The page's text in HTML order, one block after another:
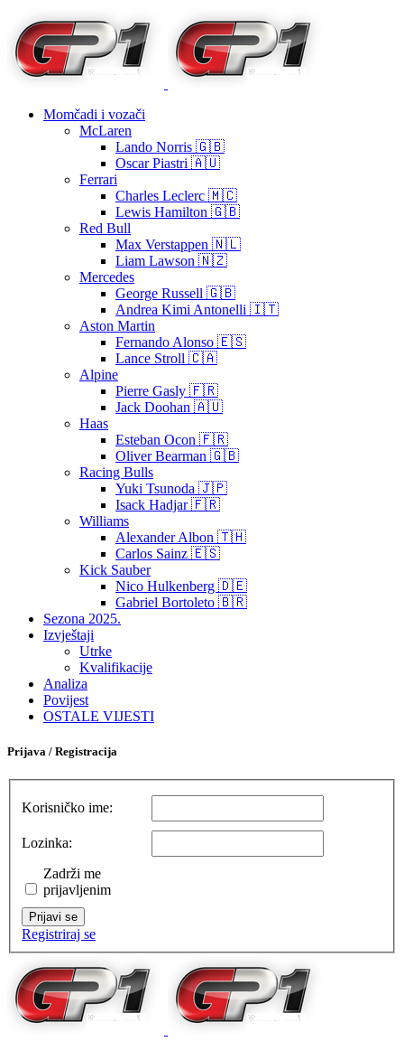
Momčadi i vozači
McLaren
Lando Norris 🇬🇧
Oscar Piastri 🇦🇺
Ferrari
Charles Leclerc 🇲🇨
Lewis Hamilton 🇬🇧
Red Bull
Max Verstappen 🇳🇱
Liam Lawson 🇳🇿
Mercedes
George Russell 🇬🇧
Andrea Kimi Antonelli 🇮🇹
Aston Martin
Fernando Alonso 🇪🇸
Lance Stroll 🇨🇦
Alpine
Pierre Gasly 🇫🇷
Jack Doohan 🇦🇺
Haas
Esteban Ocon 🇫🇷
Oliver Bearman 🇬🇧
Racing Bulls
Yuki Tsunoda 🇯🇵
Isack Hadjar 🇫🇷
Williams
Alexander Albon 🇹🇭
Carlos Sainz 🇪🇸
Kick Sauber
Nico Hulkenberg 🇩🇪
Gabriel Bortoleto 🇧🇷
Sezona 2025.
Izvještaji
Utrke
Kvalifikacije
Analiza
Povijest
OSTALE VIJESTI
Prijava / Registracija
Korisničko ime:
Lozinka:
Zadrži me
prijavljenim
Prijavi se
Registriraj se